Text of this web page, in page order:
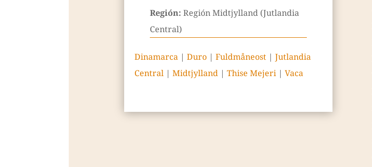
Región: Región Midtjylland (Jutlandia
Central)
Dinamarca| Duro| Fuldmåneost| Jutlandia
Central| Midtjylland| Thise Mejeri| Vaca